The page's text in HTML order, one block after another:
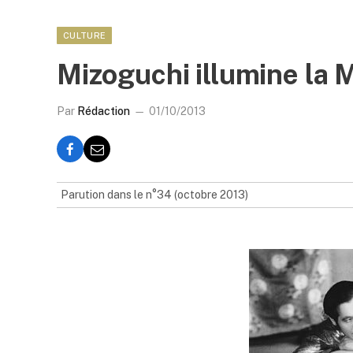
CULTURE
Mizoguchi illumine la
Par Rédaction 01/10/2013
Parution dans le n°34 (octobre 2013)